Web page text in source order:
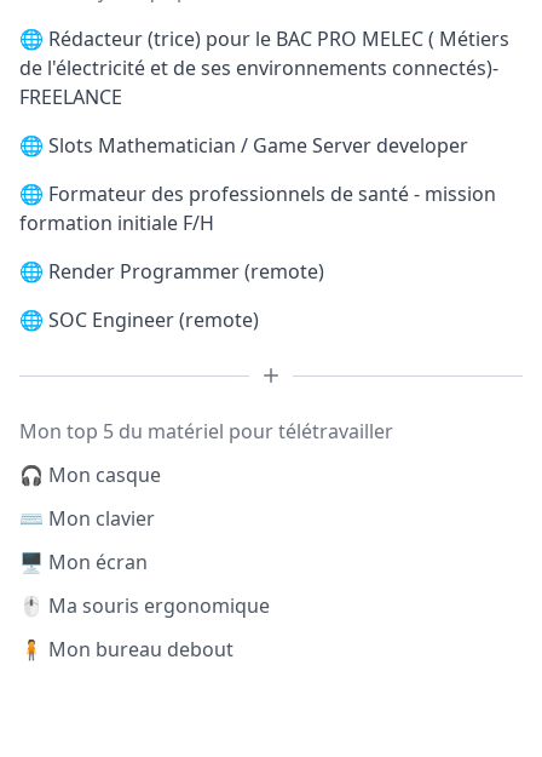
🌐 Rédacteur (trice) pour le BAC PRO MELEC ( Métiers
de l'électricité et de ses environnements connectés)-
FREELANCE
🌐 Slots Mathematician / Game Server developer
🌐 Formateur des professionnels de santé - mission
formation initiale F/H
🌐 Render Programmer (remote)
🌐 SOC Engineer (remote)
Mon top 5 du matériel pour télétravailler
🎧 Mon casque
⌨️ Mon clavier
🖥️ Mon écran
🖱️ Ma souris ergonomique
🧍 Mon bureau debout